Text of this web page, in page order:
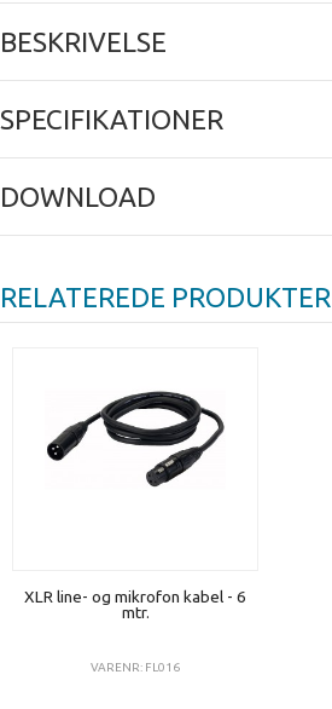
BESKRIVELSE
SPECIFIKATIONER
DOWNLOAD
RELATEREDE PRODUKTER
XLR line- og mikrofon kabel - 6
mtr.
VARENR: FL016